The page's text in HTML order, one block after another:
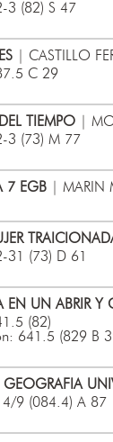
3 (82) S 47
| CASTILLO
C 29
TIEMPO |
3 (73) M 77
7 EGB | MARIN
31 (73) D 61
UN ABRIR Y
(82)
641.5 (829 B
GEOGRAFIA
9 (084.4) A 87